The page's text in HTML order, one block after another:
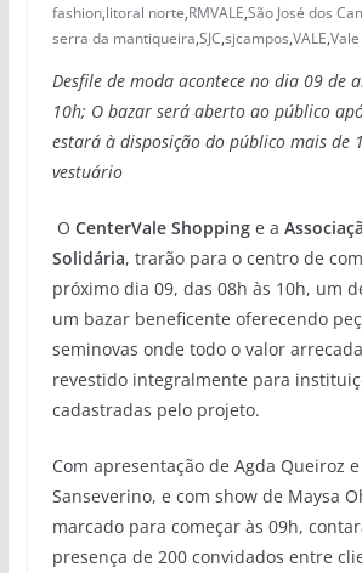
fashion,litoral norte,RMVALE,São José dos
serra da mantiqueira,SJC,sjcampos,VALE,
Desfile de moda acontece no dia 09 de
10h; O bazar será aberto ao público
estará à disposição do público mais de
vestuário
O CenterVale Shopping e a
Solidária, trarão para o centro de
próximo dia 09, das 08h às 10h, um
um bazar beneficente oferecendo
seminovas onde todo o valor
revestido integralmente para
cadastradas pelo projeto.
Com apresentação de Agda Queiroz e
Sanseverino, e com show de Maysa
marcado para começar às 09h,
presença de 200 convidados entre